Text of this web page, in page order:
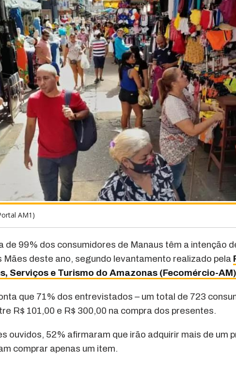
AM1)
de 99% dos consumidores de Manaus têm a intenção
Mães deste ano, segundo levantamento realizado pela
Serviços e Turismo do Amazonas (Fecomércio-AM)
que 71% dos entrevistados – um total de 723
R$ 101,00 e R$ 300,00 na compra dos presentes.
ouvidos, 52% afirmaram que irão adquirir mais de um
comprar apenas um item.